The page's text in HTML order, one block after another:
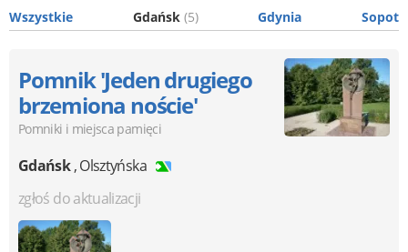
Wszystkie Gdańsk (5) Gdynia Sopot
Pomnik 'Jeden drugiego
brzemiona noście'
Pomniki i miejsca pamięci
Gdańsk ,Olsztyńska
zgłoś do aktualizacji